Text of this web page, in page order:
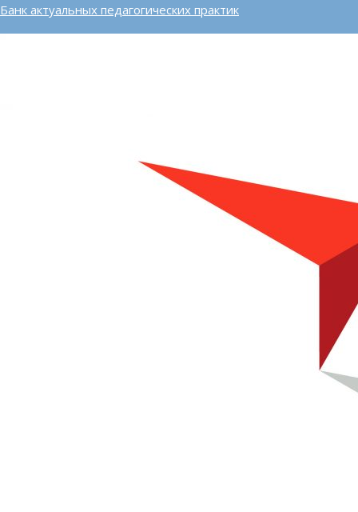
Банк актуальных педагогических практик